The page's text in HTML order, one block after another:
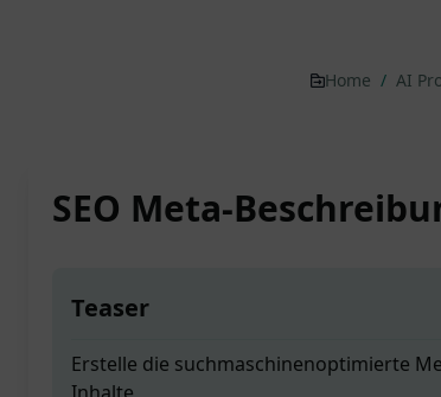
Home / AI
SEO Meta-
Teaser
Erstelle die suchmaschinenoptimierte